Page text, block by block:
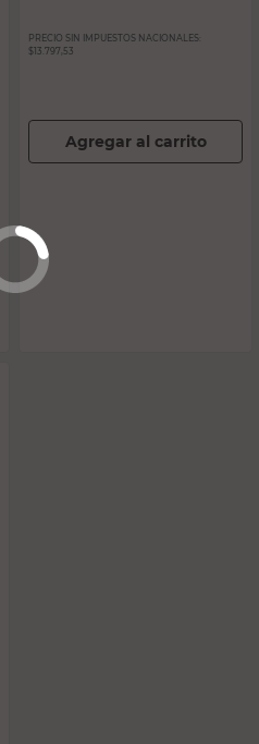
PRECIO SIN IMPUESTOS NACIONALES:
$13.797,53
Agregar al carrito